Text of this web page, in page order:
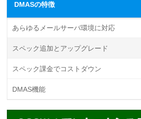
DMASの特徴
あらゆるメールサーバ環境に対応
スペック追加とアップグレード
スペック課金でコストダウン
DMAS機能